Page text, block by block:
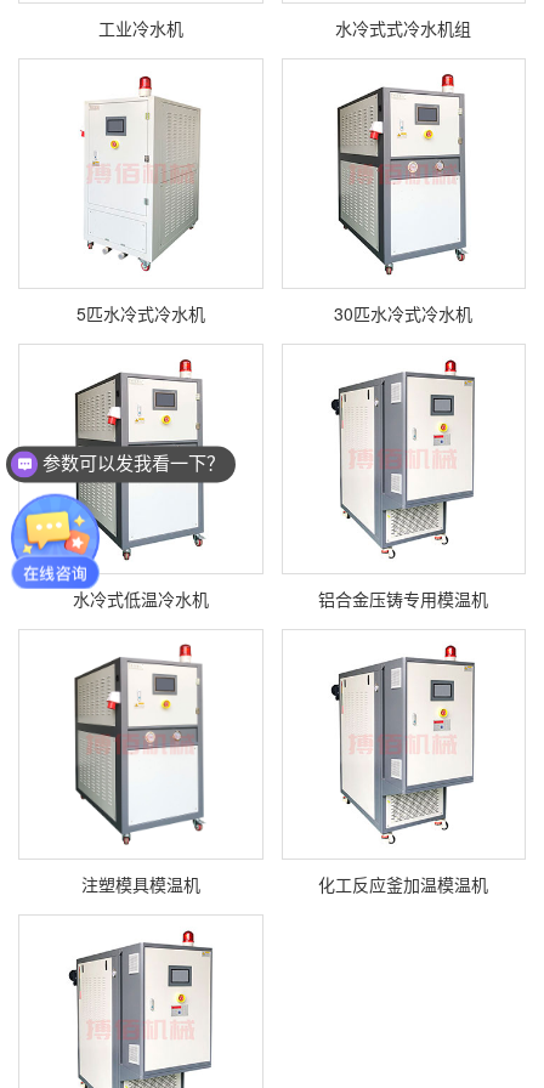
工业冷水机 水冷式式冷水机组
5匹水冷式冷水机 30匹水冷式冷水机
水冷式低温冷水机 铝合金压铸专用模温机
注塑模具模温机 化工反应釜加温模温机
参数可以发我看一下？